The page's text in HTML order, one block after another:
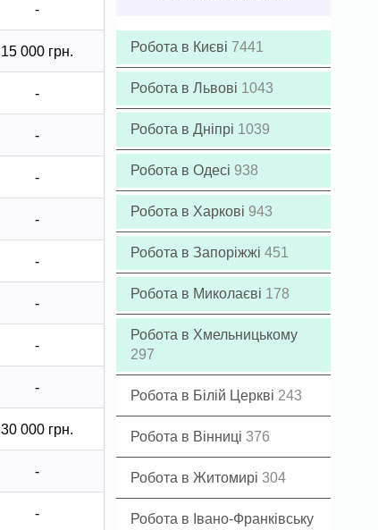
-
15 000 грн.
-
-
-
-
-
-
-
-
30 000 грн.
-
-
Робота в Києві 7441
Робота в Львові 1043
Робота в Дніпрі 1039
Робота в Одесі 938
Робота в Харкові 943
Робота в Запоріжжі 451
Робота в Миколаєві 178
Робота в Хмельницькому
297
Робота в Білій Церкві 243
Робота в Вінниці 376
Робота в Житомирі 304
Робота в Івано-Франківську